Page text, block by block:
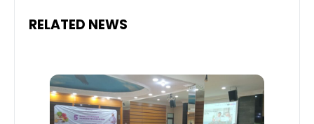
RELATED NEWS